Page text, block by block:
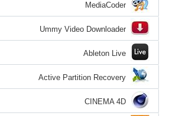
MediaCoder
Ummy Video Downloader
Ableton Live
Active Partition Recovery
CINEMA 4D